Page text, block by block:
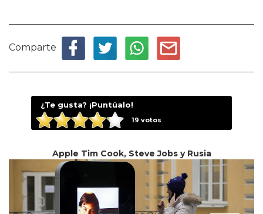
Comparte
¿Te gusta? ¡Puntúalo!
19 votos
Apple Tim Cook, Steve Jobs y Rusia